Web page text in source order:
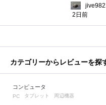
2日前
カテゴリーからレビューを探
コンピュータ
PC タブレット 周辺機器